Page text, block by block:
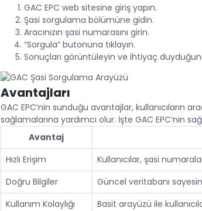
GAC EPC web sitesine giriş yapın.
Şasi sorgulama bölümüne gidin.
Aracınızın şasi numarasını girin.
“Sorgula” butonuna tıklayın.
Sonuçları görüntüleyin ve ihtiyaç
Avantajları
GAC EPC’nin sunduğu avantajlar,
sağlamalarına yardımcı olur. İşte GAC EPC’nin
Avantaj
Hızlı Erişim
Kullanıcılar, şasi
Doğru Bilgiler
Güncel veritabanı
Kullanım Kolaylığı
Basit arayüzü ile